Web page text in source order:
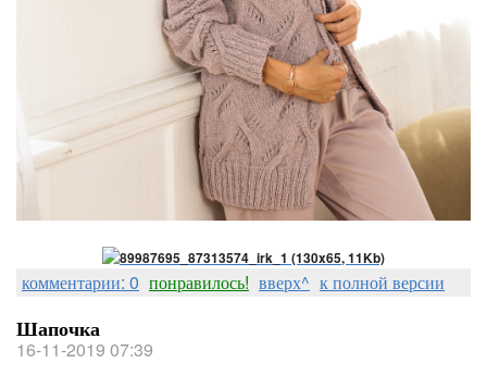
комментарии: 0 понравилось! вверх^ к полной версии
Шапочка
16-11-2019 07:39